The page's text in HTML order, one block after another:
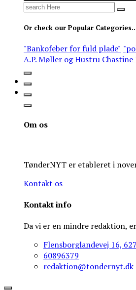
Search
Or check our Popular
"Bankofeber for fuld plade"
A.P. Møller og Hustru
Om os
TønderNYT er etableret i
Kontakt os
Kontakt info
Da vi er en mindre redaktion,
Flensborglandevej 16,
60896379
redaktion@tondernyt.dk